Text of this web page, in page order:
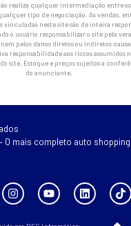
realiza qualquer intermediação entre
tipo de negociação. As vendas,
vinculadas neste site são de inteira
o usuário responsabilizar o site pela
pelos danos diretos ou indiretos
responsabilidade aos riscos assumidos
site. Estoque e preços sujeitos a
do anunciante.
O mais completo auto shopping